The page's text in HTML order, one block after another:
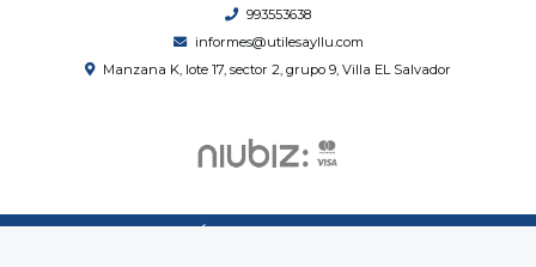
993553638
informes@utilesayllu.com
Manzana K, lote 17, sector 2, grupo 9, Villa EL Salvador
Útiles Ayllu © 2026